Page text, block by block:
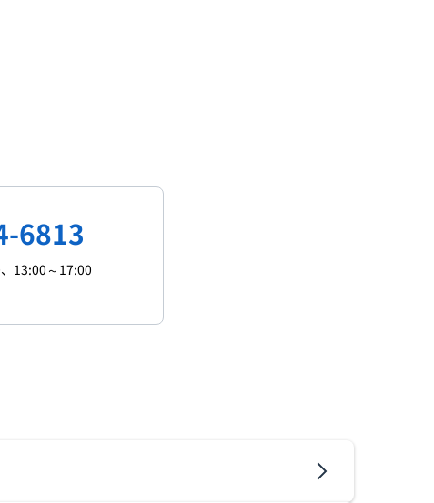
6813
13:00～17:00